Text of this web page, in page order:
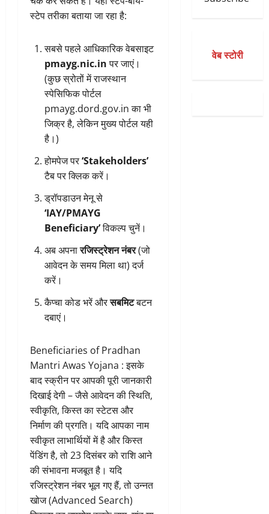
स्टेप तरीका बताया जा रहा है:
सबसे पहले आधिकारिक वेबसाइट
pmayg.nic.inपर जाएं।
(कुछ स्रोतों में राजस्थान
स्पेसिफिक पोर्टल
pmayg.dord.gov.in का भी
जिक्र है, लेकिन मुख्य पोर्टल यही
है।)
होमपेज पर‘Stakeholders’
टैब पर क्लिक करें।
ड्रॉपडाउन मेनू से
‘IAY/PMAYG
Beneficiary’विकल्प चुनें।
अब अपनारजिस्ट्रेशन नंबर(जो
आवेदन के समय मिला था) दर्ज
करें।
कैप्चा कोड भरें औरसबमिटबटन
दबाएं।
Beneficiaries of Pradhan
Mantri Awas Yojana : इसके
बाद स्क्रीन पर आपकी पूरी जानकारी
दिखाई देगी – जैसे आवेदन की स्थिति,
स्वीकृति, किस्त का स्टेटस और
निर्माण की प्रगति। यदि आपका नाम
स्वीकृत लाभार्थियों में है और किस्त
पेंडिंग है, तो 23 दिसंबर को राशि आने
की संभावना मजबूत है। यदि
रजिस्ट्रेशन नंबर भूल गए हैं, तो उन्नत
खोज (Advanced Search)
वेब स्टोरी